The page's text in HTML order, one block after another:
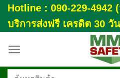
Skip
to
content
Hotline : 090-229-4942
บริการส่งฟรี เครดิต 30 วัน
ค้นหา: